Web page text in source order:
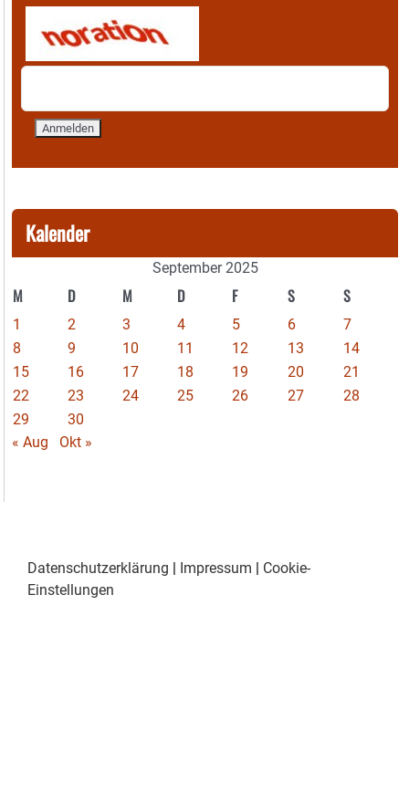
Kalender
September 2025
M D M D F S S
1 2 3 4 5 6
7
8
9 10 11 12 13
14
15
16 17 18 19 20
21
22
23 24 25 26 27
28
29
30
« Aug
Okt »
Datenschutzerklärung | Impressum | Cookie-
Einstellungen